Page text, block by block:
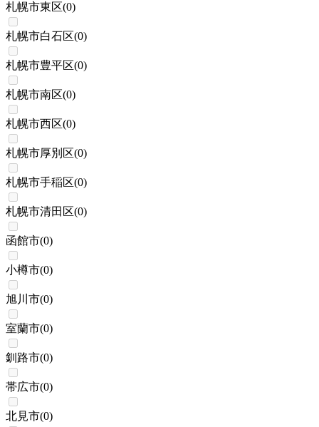
札幌市東区(0)
札幌市白石区(0)
札幌市豊平区(0)
札幌市南区(0)
札幌市西区(0)
札幌市厚別区(0)
札幌市手稲区(0)
札幌市清田区(0)
函館市(0)
小樽市(0)
旭川市(0)
室蘭市(0)
釧路市(0)
帯広市(0)
北見市(0)